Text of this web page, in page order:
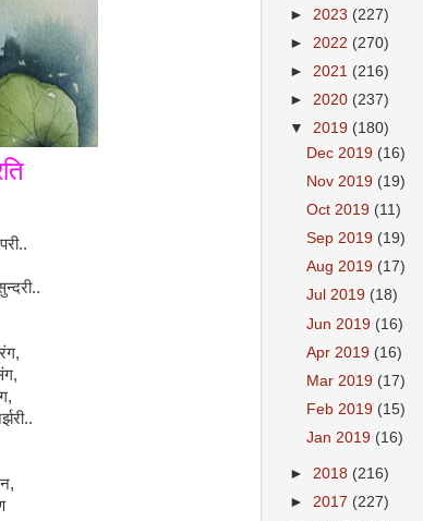
परी..
..
,
,
,
..
,
► 2023 (227)
► 2022 (270)
► 2021 (216)
► 2020 (237)
▼ 2019 (180)
Dec 2019 (16)
Nov 2019 (19)
Oct 2019 (11)
Sep 2019 (19)
Aug 2019 (17)
Jul 2019 (18)
Jun 2019 (16)
Apr 2019 (16)
Mar 2019 (17)
Feb 2019 (15)
Jan 2019 (16)
► 2018 (216)
► 2017 (227)